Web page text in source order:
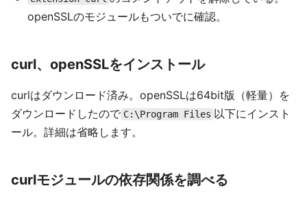
openSSLのモジュールもついでに確認。
curl、openSSLをインストール
curlはダウンロード済み。openSSLは64bit版（軽量）を
ダウンロードしたので C:\Program Files 以下にインスト
ール。詳細は省略します。
curlモジュールの依存関係を調べる